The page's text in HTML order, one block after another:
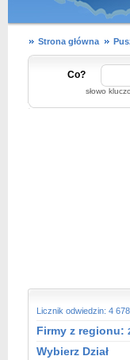
Strona główna
Co?
słowo
Licznik odwiedzin: 4 678
Firmy z regionu:
Wybierz Dział